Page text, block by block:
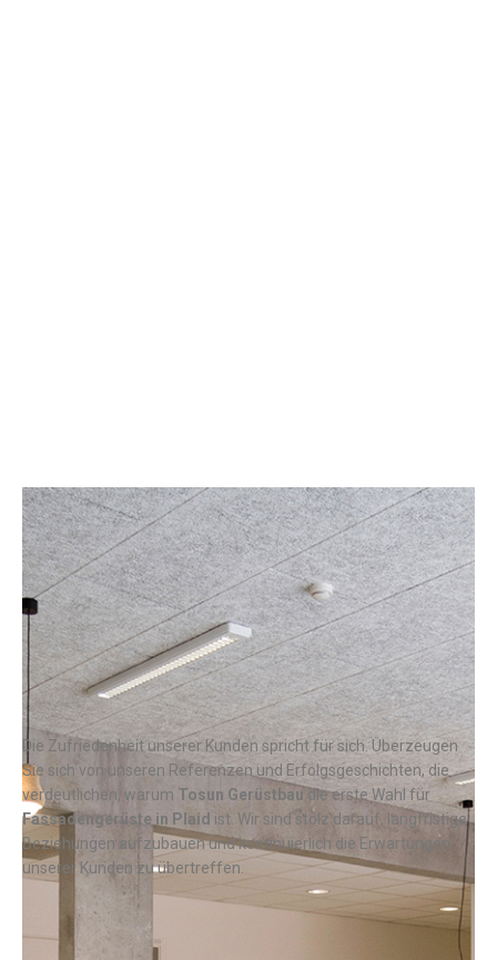
Die Zufriedenheit unserer Kunden spricht für sich. Überzeugen
Sie sich von unseren Referenzen und Erfolgsgeschichten, die
verdeutlichen, warum Tosun Gerüstbau die erste Wahl für
Fassadengerüste in Plaid ist. Wir sind stolz darauf, langfristige
Beziehungen aufzubauen und kontinuierlich die Erwartungen
unserer Kunden zu übertreffen.